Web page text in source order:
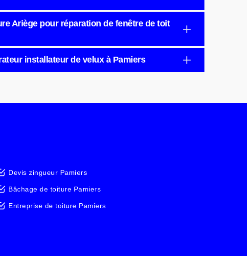
Ariège pour réparation de fenêtre de toit
installateur de velux à Pamiers
Devis zingueur Pamiers
Bâchage de toiture Pamiers
Entreprise de toiture Pamiers